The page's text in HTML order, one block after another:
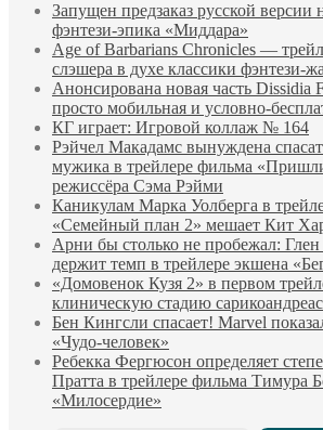
Запущен предзаказ русской версии
фэнтези-эпика «Миддара»
Age of Barbarians Chronicles —
слэшера в духе классики фэнтези-
Анонсирована новая часть Dissidia
просто мобильная и условно-
КГ играет: Игровой коллаж № 164
Рэйчел Макадамс вынуждена
мужика в трейлере фильма
режиссёра Сэма Рэйми
Каникулам Марка Уолберга в
«Семейный план 2» мешает Кит
Арни бы столько не пробежал:
держит темп в трейлере экшена
«Домовенок Кузя 2» в первом
клиническую стадию
Бен Кингсли спасает! Marvel
«Чудо-человек»
Ребекка Фергюсон определяет
Пратта в трейлере фильма Тимура
«Милосердие»